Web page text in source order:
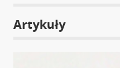
Artykuły